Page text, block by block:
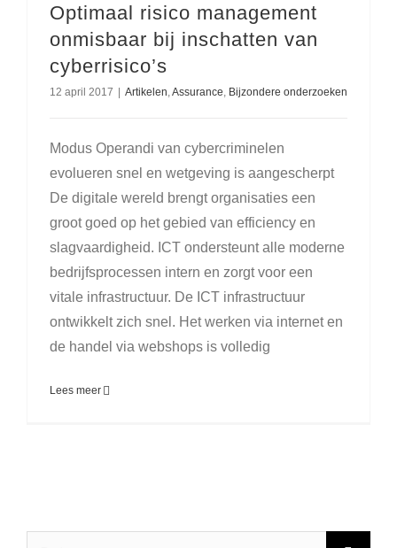
Optimaal risico management
onmisbaar bij inschatten van
cyberrisico’s
12 april 2017 | Artikelen Assurance Bijzondere onderzoeken
Modus Operandi van cybercriminelen
evolueren snel en wetgeving is aangescherpt
De digitale wereld brengt organisaties een
groot goed op het gebied van efficiency en
slagvaardigheid. ICT ondersteunt alle moderne
bedrijfsprocessen intern en zorgt voor een
vitale infrastructuur. De ICT infrastructuur
ontwikkelt zich snel. Het werken via internet en
de handel via webshops is volledig
Lees meer